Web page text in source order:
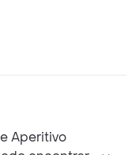
Aperitivo